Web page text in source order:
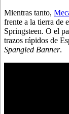
Mientras tanto,
frente a la tierra de
Springsteen. O el
trazos rápidos de
Spangled Banner.